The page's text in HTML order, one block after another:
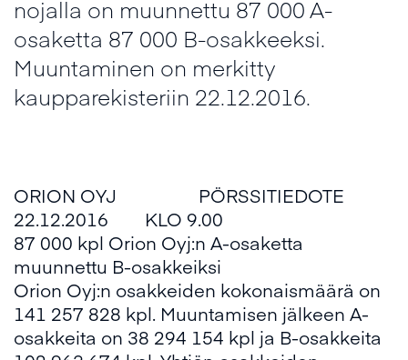
nojalla on muunnettu 87 000 A-
osaketta 87 000 B-osakkeeksi.
Muuntaminen on merkitty
kaupparekisteriin 22.12.2016.
ORION OYJ PÖRSSITIEDOTE
22.12.2016 KLO 9.00
87 000 kpl Orion Oyj:n A-osaketta
muunnettu B-osakkeiksi
Orion Oyj:n osakkeiden kokonaismäärä on
141 257 828 kpl. Muuntamisen jälkeen A-
osakkeita on 38 294 154 kpl ja B-osakkeita